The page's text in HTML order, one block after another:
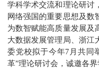
学科学术交流和理论研讨
网络强国的重要思想及数
为数智赋能高质量发展及
大数据发展管理局、浙江
委党校拟于今年7月共同
革”理论研讨会，诚邀各界